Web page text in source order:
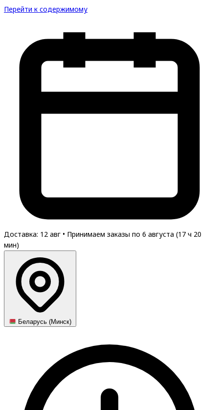
Перейти к содержимому
Доставка: 12 авг • Принимаем заказы по 6 августа (17 ч 20
мин)
Беларусь (Минск)